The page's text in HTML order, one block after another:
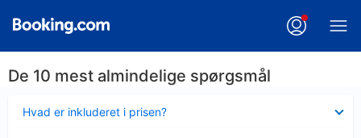
De 10 mest almindelige spørgsmål
Hvad er inkluderet i prisen?